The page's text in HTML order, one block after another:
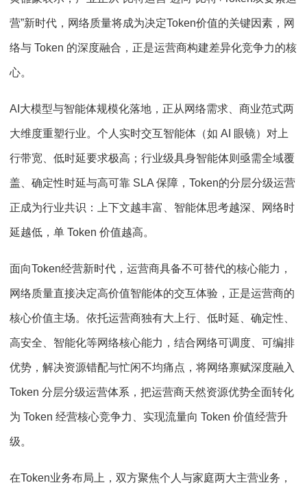
营”新时代，网络质量将成为决定Token价值的关键因素，网
络与 Token 的深度融合，正是运营商构建差异化竞争力的核
心。​
AI大模型与智能体规模化落地，正从网络需求、商业范式两
大维度重塑行业。个人实时交互智能体（如 AI 眼镜）对上
行带宽、低时延要求极高；行业级具身智能体则亟需全域覆
盖、确定性时延与高可靠 SLA 保障，Token的分层分级运营
正成为行业共识：上下文越丰富、智能体思考越深、网络时
延越低，单 Token 价值越高。
面向Token经营新时代，运营商具备不可替代的核心能力，
网络质量直接决定高价值智能体的交互体验，正是运营商的
核心价值主场。依托运营商独有大上行、低时延、确定性、
高安全、智能化等网络核心能力，结合网络可调度、可编排
优势，解决资源错配与忙闲不均痛点，将网络禀赋深度融入
Token 分层分级运营体系，把运营商天然资源优势全面转化
为 Token 经营核心竞争力、实现流量向 Token 价值经营升
级。
在Token业务布局上，双方聚焦个人与家庭两大主营业务，